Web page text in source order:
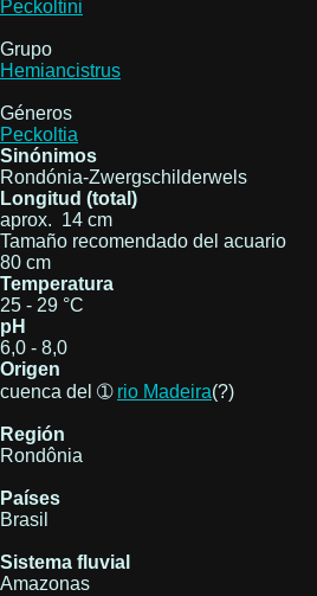
Peckoltini
Grupo
Hemiancistrus
Géneros
Peckoltia
Sinónimos
Rondónia-Zwergschilderwels
Longitud (total)
aprox. 14 cm
Tamaño recomendado del acuario
80 cm
Temperatura
25 - 29 °C
pH
6,0 - 8,0
Origen
cuenca del ➀ rio Madeira(?)
Región
Rondônia
Países
Brasil
Sistema fluvial
Amazonas